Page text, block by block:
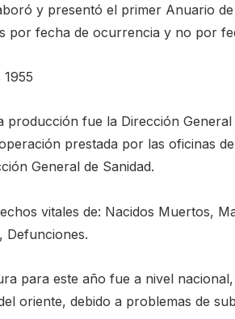
y presentó el primer Anuario
por fecha de ocurrencia y no por
fue la Dirección General
prestada por las oficinas
General de Sanidad.
vitales de: Nacidos Muertos,
Defunciones.
para este año fue a nivel
oriente, debido a problemas de